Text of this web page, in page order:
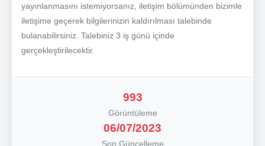
yayınlanmasını istemiyorsanız, iletişim bölümünden bizimle
iletişime geçerek bilgilerinizin kaldırılması talebinde
bulanabilirsiniz. Talebiniz 3 iş günü içinde
gerçekleştirilecektir.
993
Görüntüleme
06/07/2023
Son Güncelleme